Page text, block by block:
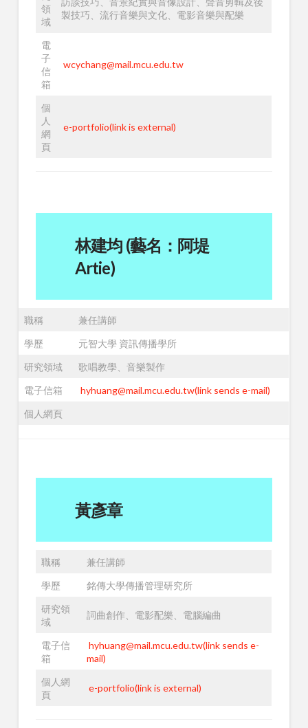
領
域
製技巧、流行音樂與文化、電影音樂與配樂
電
子
信
箱
wcychang@mail.mcu.edu.tw
個
人
網
頁
e-portfolio(link is external)
林建均 (藝名：阿堤
Artie)
職稱
兼任講師
學歷
元智大學 資訊傳播學所
研究領域
歌唱教學、音樂製作
電子信箱
hyhuang@mail.mcu.edu.tw(link sends e-mail)
個人網頁
黃彥章
職稱
兼任講師
學歷
銘傳大學傳播管理研究所
研究領
域
詞曲創作、電影配樂、電腦編曲
電子信
箱
hyhuang@mail.mcu.edu.tw(link sends e-
mail)
個人網
頁
e-portfolio(link is external)